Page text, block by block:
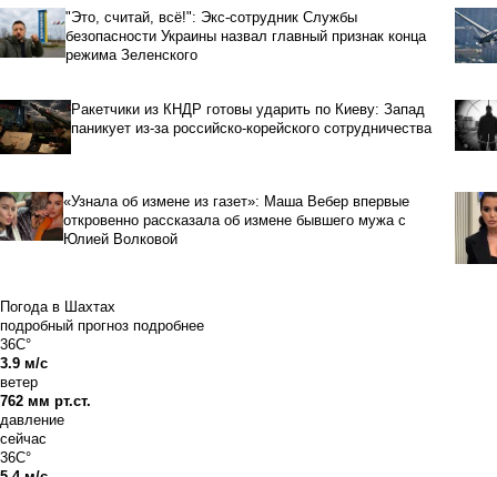
"Это, считай, всё!": Экс-сотрудник Службы
безопасности Украины назвал главный признак конца
режима Зеленского
Ракетчики из КНДР готовы ударить по Киеву: Запад
паникует из-за российско-корейского сотрудничества
«Узнала об измене из газет»: Маша Вебер впервые
откровенно рассказала об измене бывшего мужа с
Юлией Волковой
Погода в Шахтах
подробный прогноз подробнее
36C°
3.9 м/с
ветер
762 мм рт.ст.
давление
сейчас
36C°